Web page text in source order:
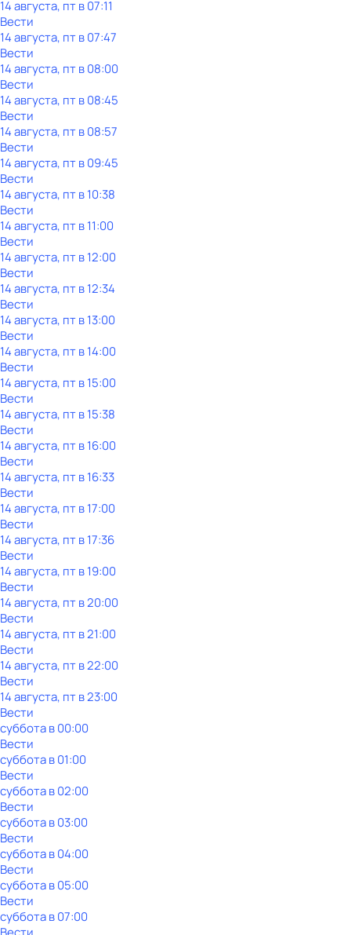
14 августа, пт в 07:11
Вести
14 августа, пт в 07:47
Вести
14 августа, пт в 08:00
Вести
14 августа, пт в 08:45
Вести
14 августа, пт в 08:57
Вести
14 августа, пт в 09:45
Вести
14 августа, пт в 10:38
Вести
14 августа, пт в 11:00
Вести
14 августа, пт в 12:00
Вести
14 августа, пт в 12:34
Вести
14 августа, пт в 13:00
Вести
14 августа, пт в 14:00
Вести
14 августа, пт в 15:00
Вести
14 августа, пт в 15:38
Вести
14 августа, пт в 16:00
Вести
14 августа, пт в 16:33
Вести
14 августа, пт в 17:00
Вести
14 августа, пт в 17:36
Вести
14 августа, пт в 19:00
Вести
14 августа, пт в 20:00
Вести
14 августа, пт в 21:00
Вести
14 августа, пт в 22:00
Вести
14 августа, пт в 23:00
Вести
субботав00:00
Вести
субботав01:00
Вести
субботав02:00
Вести
субботав03:00
Вести
субботав04:00
Вести
субботав05:00
Вести
субботав07:00